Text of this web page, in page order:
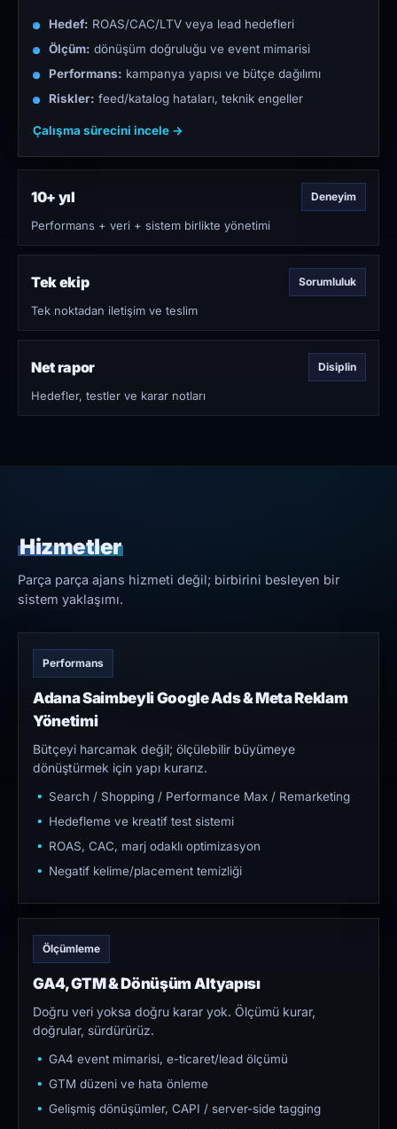
Hedef: ROAS/CAC/LTV veya lead hedefleri
Ölçüm: dönüşüm doğruluğu ve event mimarisi
Performans: kampanya yapısı ve bütçe dağılımı
Riskler: feed/katalog hataları, teknik engeller
Çalışma sürecini incele →
10+ yıl Deneyim
Performans + veri + sistem birlikte yönetimi
Tek ekip Sorumluluk
Tek noktadan iletişim ve teslim
Net rapor Disiplin
Hedefler, testler ve karar notları
Hizmetler
Parça parça ajans hizmeti değil; birbirini besleyen bir
sistem yaklaşımı.
Performans
Adana Saimbeyli Google Ads & Meta Reklam
Yönetimi
Bütçeyi harcamak değil; ölçülebilir büyümeye
dönüştürmek için yapı kurarız.
Search / Shopping / Performance Max / Remarketing
Hedefleme ve kreatif test sistemi
ROAS, CAC, marj odaklı optimizasyon
Negatif kelime/placement temizliği
Ölçümleme
GA4, GTM & Dönüşüm Altyapısı
Doğru veri yoksa doğru karar yok. Ölçümü kurar,
doğrular, sürdürürüz.
GA4 event mimarisi, e-ticaret/lead ölçümü
GTM düzeni ve hata önleme
Gelişmiş dönüşümler, CAPI / server-side tagging